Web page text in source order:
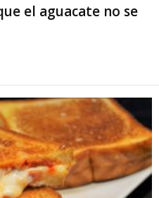
el aguacate no se